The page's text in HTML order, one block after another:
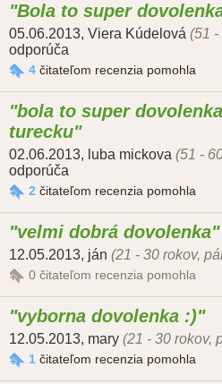
Bola to super
05.06.2013, Viera Kúdelová (51 -
odporúča
4 čitateľom recenzia pomohla
bola to super
turecku
02.06.2013, luba mickova (51 -
odporúča
2 čitateľom recenzia pomohla
velmi dobrá dovolenka
12.05.2013, ján (21 - 30 rokov,
0 čitateľom recenzia pomohla
vyborna dovolenka :)
12.05.2013, mary (21 - 30 rokov,
1 čitateľom recenzia pomohla